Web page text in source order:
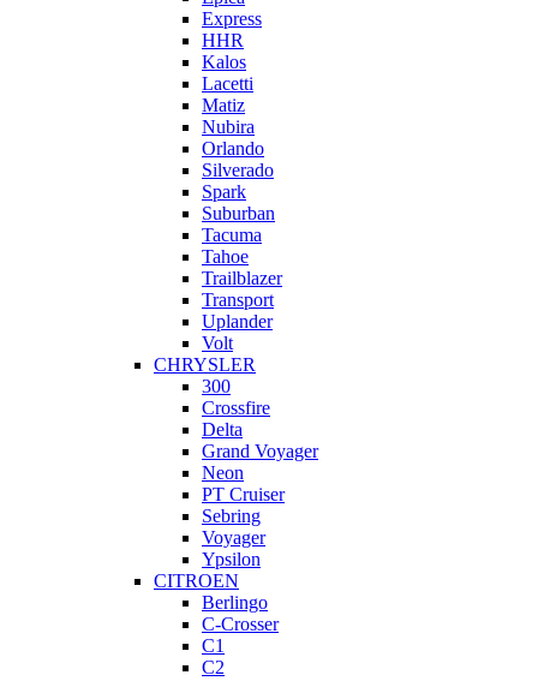
Express
HHR
Kalos
Lacetti
Matiz
Nubira
Orlando
Silverado
Spark
Suburban
Tacuma
Tahoe
Trailblazer
Transport
Uplander
Volt
CHRYSLER
300
Crossfire
Delta
Grand Voyager
Neon
PT Cruiser
Sebring
Voyager
Ypsilon
CITROEN
Berlingo
C-Crosser
C1
C2